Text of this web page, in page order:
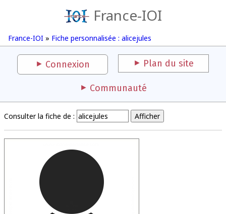
France-IOI
France-IOI » Fiche personnalisée : alicejules
Connexion Plan du site
Communauté
Consulter la fiche de :